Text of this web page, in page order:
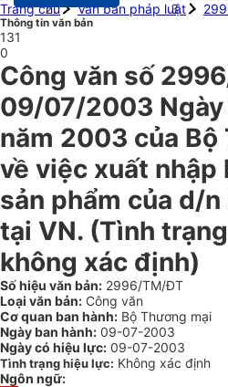
Trang chủ
Văn bản pháp luật
Thông tin văn bản
131
0
Công văn số
09/07/2003
năm 2003 của
về việc xuất nhập
sản phẩm của d/n
tại VN. (Tình
không xác định)
Số hiệu văn bản: 2996/TM/ĐT
Loại văn bản: Công văn
Cơ quan ban hành: Bộ Thương mại
Ngày ban hành: 09-07-2003
Ngày có hiệu lực: 09-07-2003
Tình trạng hiệu lực: Không xác định
Ngôn ngữ: